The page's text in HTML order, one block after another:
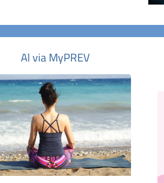
Al via MyPREV